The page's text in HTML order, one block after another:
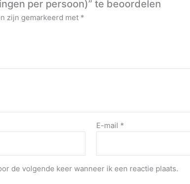
per persoon)” te beoordelen
zijn gemarkeerd met *
E-mail *
de volgende keer wanneer ik een reactie plaats.